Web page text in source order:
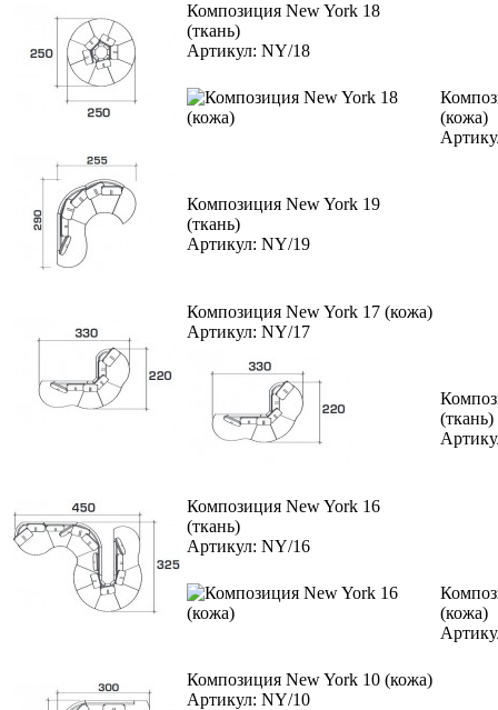
Композиция New York 18
(ткань)
Артикул: NY/18
(кожа)
Композиция New York 19
(ткань)
Артикул: NY/19
Композиция New York 17 (кожа)
Артикул: NY/17
(ткань)
Композиция New York 16
(ткань)
Артикул: NY/16
(кожа)
Композиция New York 10 (кожа)
Артикул: NY/10